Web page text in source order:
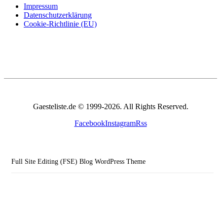
Impressum
Datenschutzerklärung
Cookie-Richtlinie (EU)
Gaesteliste.de © 1999-2026. All Rights Reserved.
FacebookInstagramRss
Full Site Editing (FSE) Blog WordPress Theme